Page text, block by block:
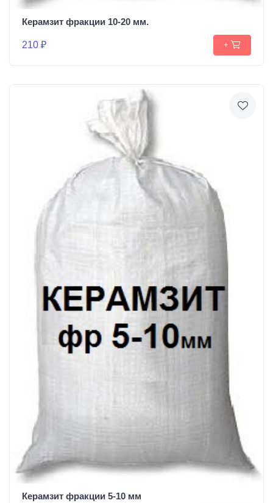
Керамзит фракции 10-20 мм.
210 ₽ +
Керамзит фракции 5-10 мм